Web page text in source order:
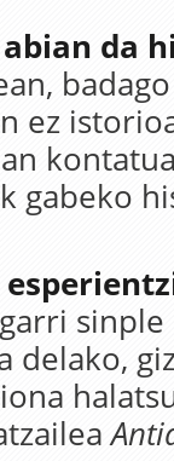
da
ez
gabeko
delako,